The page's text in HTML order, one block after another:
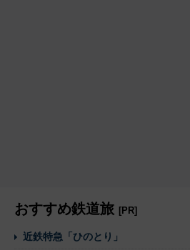
おすすめ鉄道旅 [PR]
近鉄特急「ひのとり」